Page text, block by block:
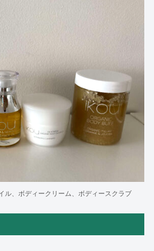
ル、ボディークリーム、ボディースクラブ